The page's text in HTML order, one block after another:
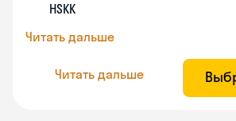
HSKK
Читать дальше
Читать дальше